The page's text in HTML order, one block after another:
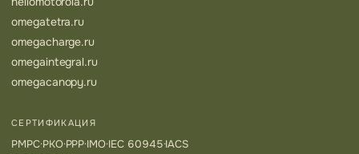
omegatetra.ru
omegacharge.ru
omegaintegral.ru
omegacanopy.ru
СЕРТИФИКАЦИЯ
РМРС·РКО·РРР·IMO·IEC 60945·IACS